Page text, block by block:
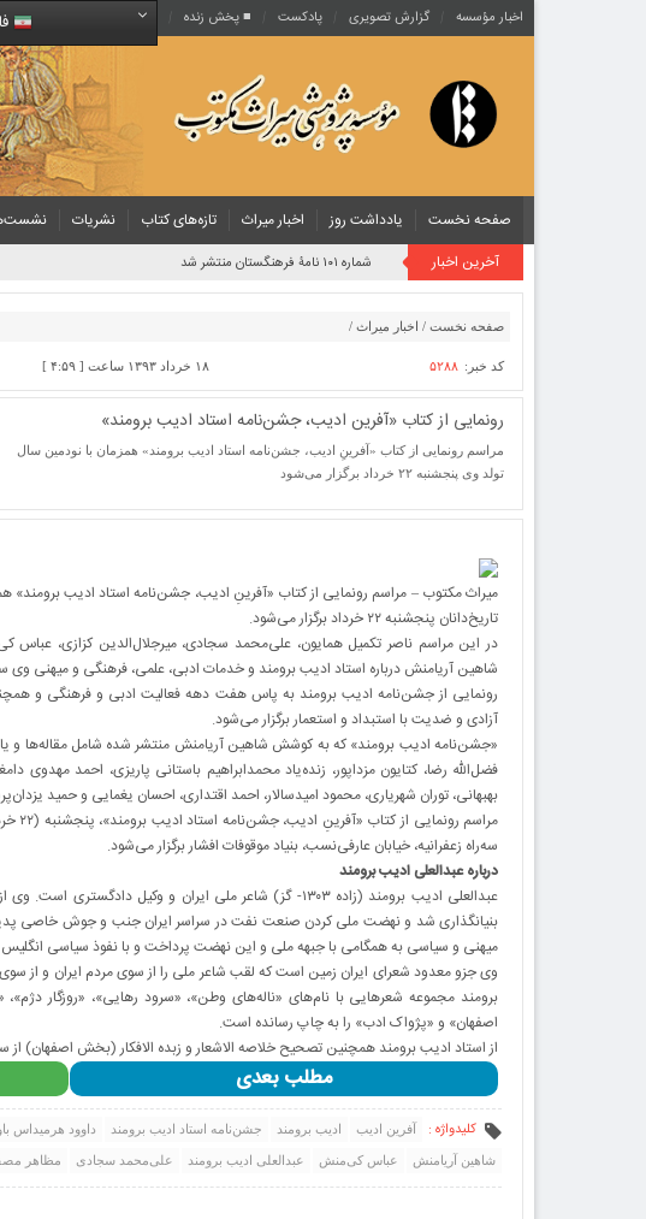
اخبار مؤسسه گزارش تصویری پادکست‌ ■ پخش زنده
صفحه نخست یادداشت روز اخبار میراث تازه‌های کتاب نشریات
آخرین اخبار
شماره ۱۰۱ نامۀ فرهنگستان منتشر شد
صفحه نخست / اخبار میراث /
کد خبر: ۵۲۸۸ ۱۸ خرداد ۱۳۹۳ ساعت [ ۴:۵۹ ]
رونمایی از کتاب «آفرین ادیب، جشن‌نامه استاد ادیب برومند»
مراسم رونمایی از کتاب «آفرینِ ادیب، جشن‌نامه استاد ادیب برومند» همزمان با نودمین سال
تولد وی پنجشنبه ۲۲ خرداد برگزار می‌شود
میراث مکتوب – مراسم رونمایی از کتاب «آفرینِ ادیب، جشن‌نامه استاد ادیب برومند»
تاریخ‌دانان پنجشنبه ۲۲ خرداد برگزار می‌شود.
در این مراسم ناصر تکمیل ‌همایون، علی‌محمد سجادی، میرجلال‌الدین کزازی، عباس
شاهین آریامنش درباره ‌‌استاد ادیب برومند و خدمات ادبی، علمی، فرهنگی و میهنی
رونمایی از جشن‌نامه ادیب برومند به پاس هفت دهه فعالیت ادبی و فرهنگی و
آزادی و ضدیت با استبداد و استعمار برگزار می‌شود.
«جشن‌نامه‌ ادیب برومند» که به کوشش شاهین آریامنش منتشر شده شامل مقاله‌ها و
فضل‌الله رضا، کتایون مزداپور، زنده‌یاد محمدابراهیم باستانی ‌پاریزی، احمد مهدوی
بهبهانی، توران شهریاری، محمود امیدسالار، احمد اقتداری، احسان یغمایی و حمید
سه‌راه زعفرانیه، خیابان عارفی‌نسب، بنیاد موقوفات افشار برگزار می‌شود.
درباره عبدالعلی ادیب برومند
بنیانگذاری شد و نهضت ملی کردن صنعت نفت در سراسر ایران جنب و جوش خاصی پدید
میهنی و سیاسی به همگامی با جبهه ملی و این نهضت پرداخت و با نفوذ سیاسی
وی جزو معدود شعرای ایران زمین است که لقب شاعر ملی را از سوی مردم ایران و از
برومند مجموعه شعرهایی با نام‌های «ناله‌های وطن»، «سرود رهایی»، «روزگار دژم»،
اصفهان» و «پژواک ادب» را به چاپ رسانده است.
از استاد ادیب برومند همچنین تصحیح خلاصه الاشعار و زبده الافکار (بخش
مطلب بعدی
کلیدواژه : آفرین ادیب ادیب برومند جشن‌نامه استاد ادیب برومند داوود هرمیداس
شاهین آریامنش عباس کی‌منش عبدالعلی ادیب برومند علی‌محمد سجادی مظاهر